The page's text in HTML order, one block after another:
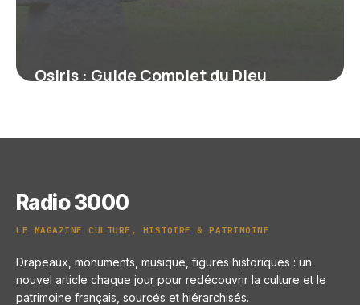
Osiris : Guide Complet du Dieu
Radio 3000
LE MAGAZINE CULTURE, HISTOIRE & PATRIMOINE
Drapeaux, monuments, musique, figures historiques : un
nouvel article chaque jour pour redécouvrir la culture et le
patrimoine français, sourcés et hiérarchisés.